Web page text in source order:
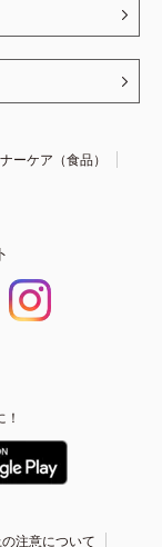
ーケア（食品）
注意について